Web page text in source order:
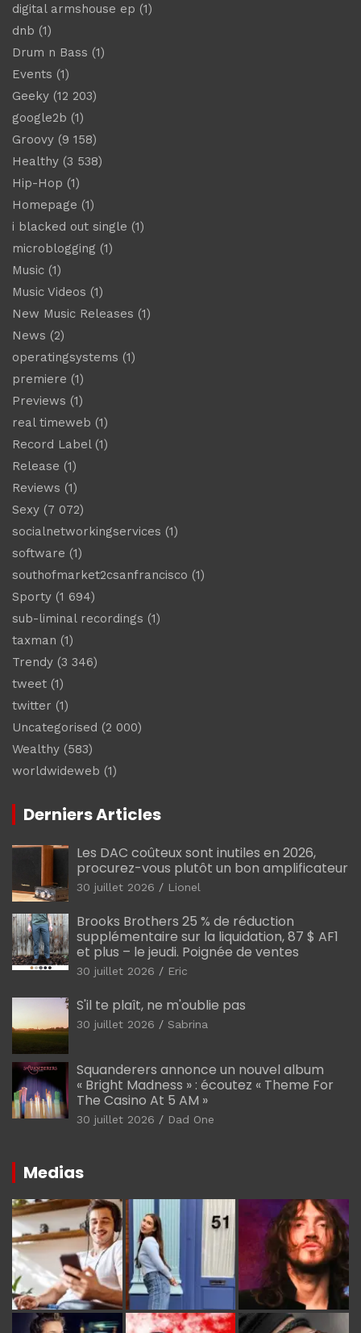
digital armshouse ep (1)
dnb (1)
Drum n Bass (1)
Events (1)
Geeky (12 203)
google2b (1)
Groovy (9 158)
Healthy (3 538)
Hip-Hop (1)
Homepage (1)
i blacked out single (1)
microblogging (1)
Music (1)
Music Videos (1)
New Music Releases (1)
News (2)
operatingsystems (1)
premiere (1)
Previews (1)
real timeweb (1)
Record Label(1)
Release (1)
Reviews (1)
Sexy (7 072)
socialnetworkingservices (1)
software (1)
southofmarket2csanfrancisco (1)
Sporty (1 694)
sub-liminal recordings (1)
taxman (1)
Trendy (3 346)
tweet (1)
twitter (1)
Uncategorised (2 000)
Wealthy (583)
worldwideweb (1)
Derniers Articles
Les DAC coûteux sont inutiles en 2026,
procurez-vous plutôt un bon amplificateur
30 juillet 2026 Lionel
Brooks Brothers 25 % de réduction
supplémentaire sur la liquidation, 87 $ AF1
et plus – le jeudi. Poignée de ventes
30 juillet 2026 Eric
S'il te plaît, ne m'oublie pas
30 juillet 2026 Sabrina
Squanderers annonce un nouvel album
« Bright Madness » : écoutez « Theme For
The Casino At 5 AM »
30 juillet 2026 Dad One
Medias